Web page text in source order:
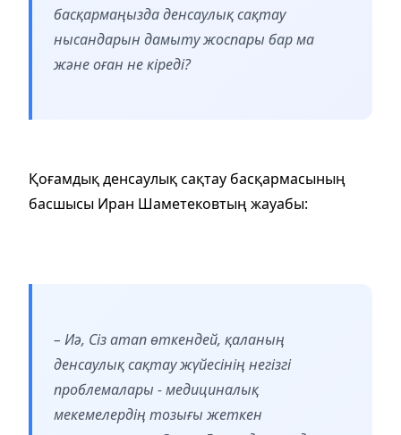
басқармаңызда денсаулық сақтау
нысандарын дамыту жоспары бар ма
және оған не кіреді?
Қоғамдық денсаулық сақтау басқармасының
басшысы Иран Шаметековтың жауабы:
– Иә, Сіз атап өткендей, қаланың
денсаулық сақтау жүйесінің негізгі
проблемалары - медициналық
мекемелердің тозығы жеткен